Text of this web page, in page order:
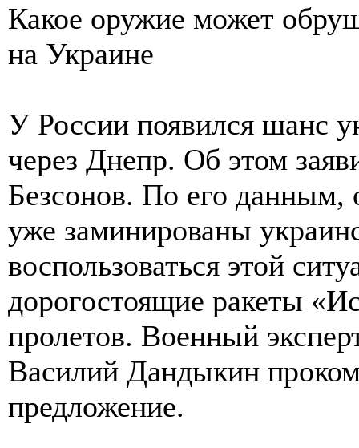
Какое оружие может
на Украине
У России появился шанс
через Днепр. Об этом
Безсонов. По его
уже заминированы
воспользоваться этой
дорогостоящие ракеты
пролетов. Военный
Василий Дандыкин
предложение.